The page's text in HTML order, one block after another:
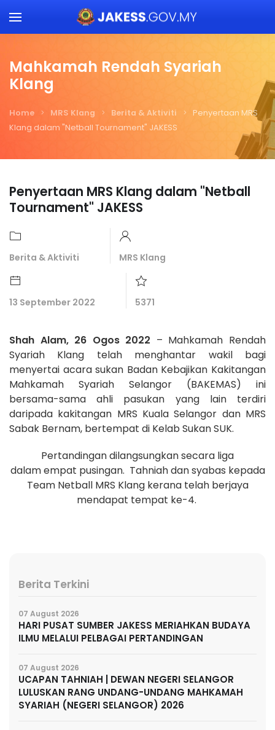
Skip to main content
Mahkamah Rendah Syariah
Klang
Home MRS Klang Berita & Aktiviti
Penyertaan MRS
Klang dalam "Netball Tournament" JAKESS
Penyertaan MRS Klang dalam "Netball
Tournament" JAKESS
Berita & Aktiviti MRS Klang
13 September 2022 5371
Shah Alam, 26 Ogos 2022 – Mahkamah Rendah
Syariah Klang telah menghantar wakil bagi
menyertai acara sukan Badan Kebajikan Kakitangan
Mahkamah Syariah Selangor (BAKEMAS) ini
bersama-sama ahli pasukan yang lain terdiri
daripada kakitangan MRS Kuala Selangor dan MRS
Sabak Bernam, bertempat di Kelab Sukan SUK.
Pertandingan dilangsungkan secara liga
dalam empat pusingan. Tahniah dan syabas kepada
Team Netball MRS Klang kerana telah berjaya
mendapat tempat ke-4.
Berita Terkini
07 August 2026
HARI PUSAT SUMBER JAKESS MERIAHKAN BUDAYA
ILMU MELALUI PELBAGAI PERTANDINGAN
07 August 2026
UCAPAN TAHNIAH | DEWAN NEGERI SELANGOR
LULUSKAN RANG UNDANG-UNDANG MAHKAMAH
SYARIAH (NEGERI SELANGOR) 2026